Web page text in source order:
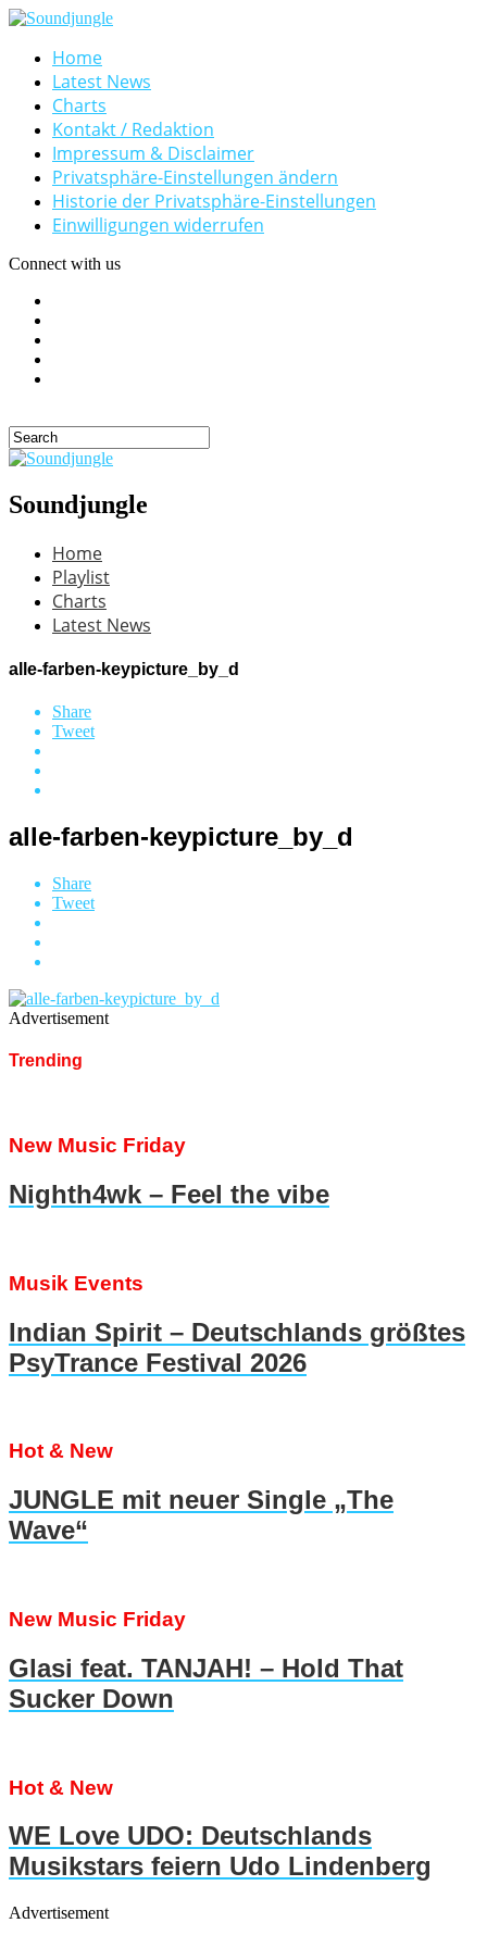
Home
Latest News
Charts
Kontakt / Redaktion
Impressum & Disclaimer
Privatsphäre-Einstellungen ändern
Historie der Privatsphäre-Einstellungen
Einwilligungen widerrufen
Connect with us
Soundjungle
Home
Playlist
Charts
Latest News
alle-farben-keypicture_by_d
Share
Tweet
alle-farben-keypicture_by_d
Share
Tweet
Advertisement
Trending
New Music Friday
Nighth4wk – Feel the vibe
Musik Events
Indian Spirit – Deutschlands größtes
PsyTrance Festival 2026
Hot & New
JUNGLE mit neuer Single „The
Wave“
New Music Friday
Glasi feat. TANJAH! – Hold That
Sucker Down
Hot & New
WE Love UDO: Deutschlands
Musikstars feiern Udo Lindenberg
Advertisement